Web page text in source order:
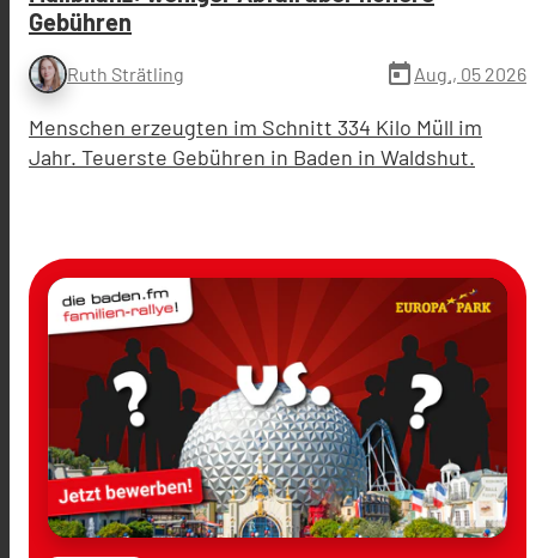
Gebühren
Ruth Strätling today Aug., 05 2026
Menschen erzeugten im Schnitt 334 Kilo Müll im
Jahr. Teuerste Gebühren in Baden in Waldshut.